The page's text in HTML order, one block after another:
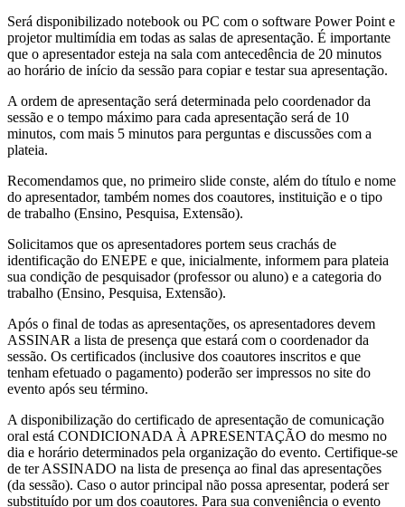
Será disponibilizado notebook ou PC com o software Power Point e
projetor multimídia em todas as salas de apresentação. É importante
que o apresentador esteja na sala com antecedência de 20 minutos
ao horário de início da sessão para copiar e testar sua apresentação.
A ordem de apresentação será determinada pelo coordenador da
sessão e o tempo máximo para cada apresentação será de 10
minutos, com mais 5 minutos para perguntas e discussões com a
plateia.
Recomendamos que, no primeiro slide conste, além do título e nome
do apresentador, também nomes dos coautores, instituição e o tipo
de trabalho (Ensino, Pesquisa, Extensão).
Solicitamos que os apresentadores portem seus crachás de
identificação do ENEPE e que, inicialmente, informem para plateia
sua condição de pesquisador (professor ou aluno) e a categoria do
trabalho (Ensino, Pesquisa, Extensão).
Após o final de todas as apresentações, os apresentadores devem
ASSINAR a lista de presença que estará com o coordenador da
sessão. Os certificados (inclusive dos coautores inscritos e que
tenham efetuado o pagamento) poderão ser impressos no site do
evento após seu término.
A disponibilização do certificado de apresentação de comunicação
oral está CONDICIONADA À APRESENTAÇÃO do mesmo no
dia e horário determinados pela organização do evento. Certifique-se
de ter ASSINADO na lista de presença ao final das apresentações
(da sessão). Caso o autor principal não possa apresentar, poderá ser
substituído por um dos coautores. Para sua conveniência o evento